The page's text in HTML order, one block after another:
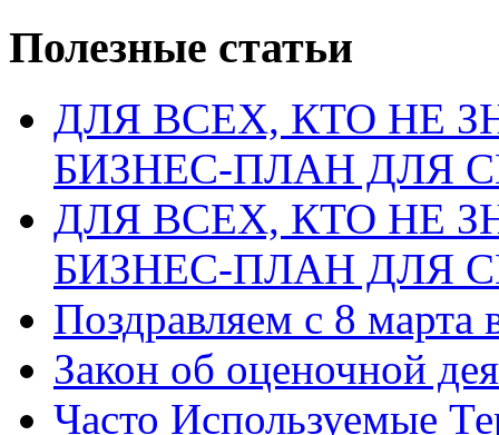
Полезные статьи
ДЛЯ ВСЕХ, КТО НЕ
БИЗНЕС-ПЛАН ДЛЯ
ДЛЯ ВСЕХ, КТО НЕ
БИЗНЕС-ПЛАН ДЛЯ
Поздравляем с 8
Закон об оценочной
Часто Используемые